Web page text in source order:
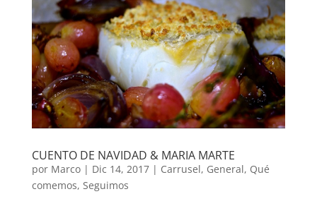
CUENTO DE NAVIDAD & MARIA MARTE
por Marco| Dic 14, 2017| Carrusel, General, Qué
comemos, Seguimos